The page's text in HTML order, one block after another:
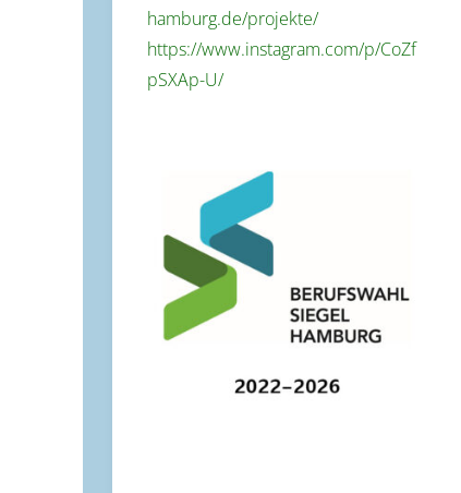
hamburg.de/projekte/
https://www.instagram.com/p/CoZf
pSXAp-U/